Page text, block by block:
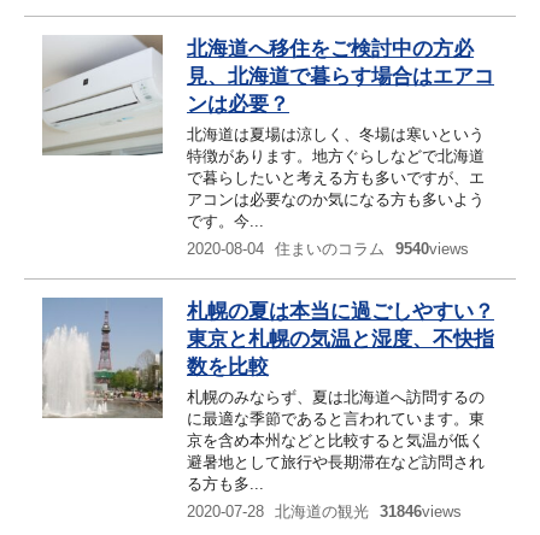
北海道へ移住をご検討中の方必
見、北海道で暮らす場合はエアコ
ンは必要？
北海道は夏場は涼しく、冬場は寒いという
特徴があります。地方ぐらしなどで北海道
で暮らしたいと考える方も多いですが、エ
アコンは必要なのか気になる方も多いよう
です。今...
2020-08-04 住まいのコラム 9540views
札幌の夏は本当に過ごしやすい？
東京と札幌の気温と湿度、不快指
数を比較
札幌のみならず、夏は北海道へ訪問するの
に最適な季節であると言われています。東
京を含め本州などと比較すると気温が低く
避暑地として旅行や長期滞在など訪問され
る方も多...
2020-07-28 北海道の観光 31846views